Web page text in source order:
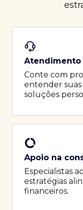
Conte com
entender suas
soluções
Apoio na
Especialistas
estratégias
financeiros.